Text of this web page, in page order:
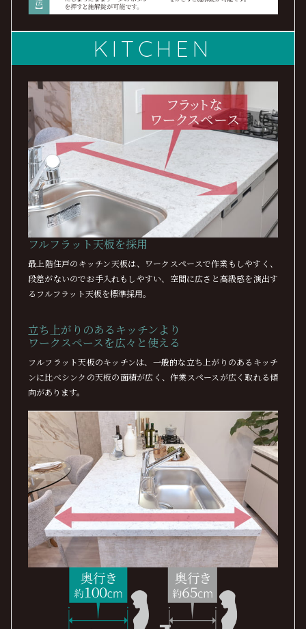
KITCHEN
フルフラット天板を採用
最上階住戸のキッチン天板は、ワークスペースで作業もしやすく、
段差がないのでお手入れもしやすい、空間に広さと高級感を演出す
るフルフラット天板を標準採用。
立ち上がりのあるキッチンより
ワークスペースを広々と使える
フルフラット天板のキッチンは、一般的な立ち上がりのあるキッチ
ンに比べシンクの天板の面積が広く、作業スペースが広く取れる傾
向があります。